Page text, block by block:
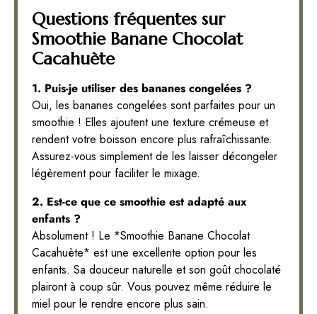
Questions fréquentes sur
Smoothie Banane Chocolat
Cacahuète
1. Puis-je utiliser des bananes congelées ?
Oui, les bananes congelées sont parfaites pour un
smoothie ! Elles ajoutent une texture crémeuse et
rendent votre boisson encore plus rafraîchissante.
Assurez-vous simplement de les laisser décongeler
légèrement pour faciliter le mixage.
2. Est-ce que ce smoothie est adapté aux
enfants ?
Absolument ! Le *Smoothie Banane Chocolat
Cacahuète* est une excellente option pour les
enfants. Sa douceur naturelle et son goût chocolaté
plairont à coup sûr. Vous pouvez même réduire le
miel pour le rendre encore plus sain.